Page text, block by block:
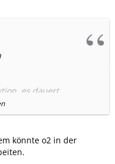
es dauert
Anrufe auf die
werden. Da
könnte o2 in der